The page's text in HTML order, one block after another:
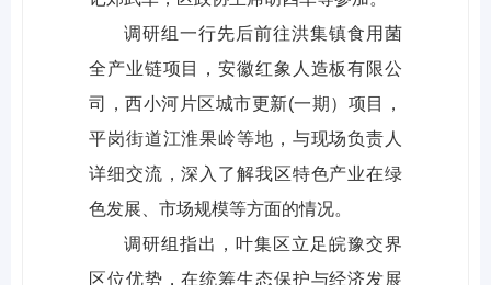
调研组一行先后前往洪集镇食用菌
全产业链项目，安徽红象人造板有限公
司，西小河片区城市更新(一期）项目，
平岗街道江淮果岭等地，与现场负责人
详细交流，深入了解我区特色产业在绿
色发展、市场规模等方面的情况。
调研组指出，叶集区立足皖豫交界
区位优势，在统筹生态保护与经济发展